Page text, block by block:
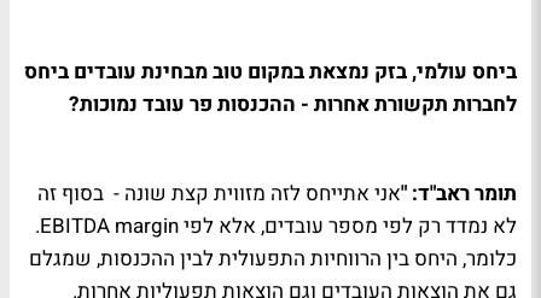
ביחס עולמי, בזק נמצאת במקום טוב מבחינת עובדים ביחס
לחברות תקשורת אחרות - ההכנסות פר עובד נמוכות?
תומר ראב"ד: "אני אתייחס לזה מזווית קצת שונה - בסוף זה
לא נמדד רק לפי מספר עובדים, אלא לפי EBITDA margin.
כלומר, היחס בין הרווחיות התפעולית לבין ההכנסות, שמגלם
גם את הוצאות העובדים וגם הוצאות תפעוליות אחרות.